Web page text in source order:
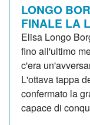
LONGO
FINALE LA
Elisa Longo
fino all'ultimo
c'era
L'ottava tappa
confermato la
capace di